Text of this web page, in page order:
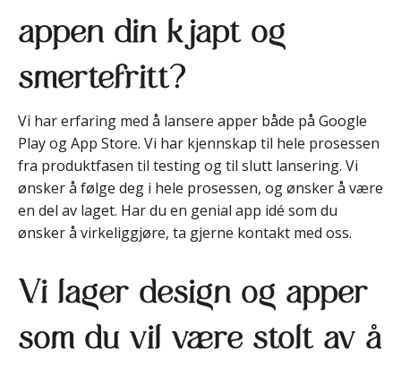
appen din kjapt og
smertefritt?
Vi har erfaring med å lansere apper både på Google
Play og App Store. Vi har kjennskap til hele prosessen
fra produktfasen til testing og til slutt lansering. Vi
ønsker å følge deg i hele prosessen, og ønsker å være
en del av laget. Har du en genial app idé som du
ønsker å virkeliggjøre, ta gjerne kontakt med oss.
Vi lager design og apper
som du vil være stolt av å